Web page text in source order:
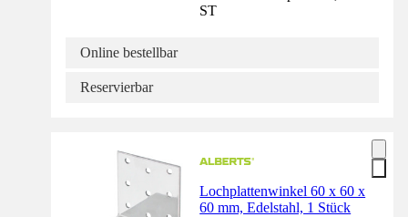
ST
Online bestellbar
Reservierbar
Lochplattenwinkel 60 x 60 x
60 mm, Edelstahl, 1 Stück